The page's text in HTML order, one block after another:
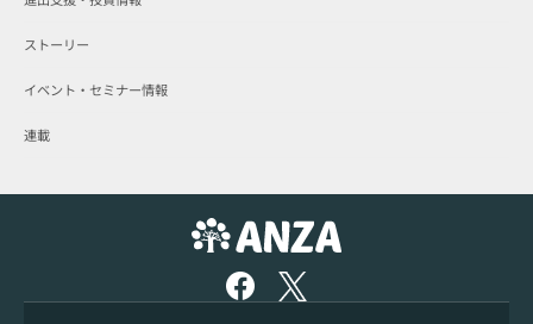
ストーリー
イベント・セミナー情報
連載